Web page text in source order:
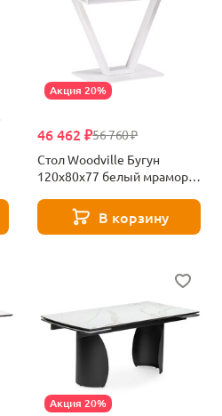
Акция 20%
56 760 ₽
46 462 ₽
Стол Woodville Бугун
120х80х77 белый мрамор с
532390
В корзину
Акция 20%